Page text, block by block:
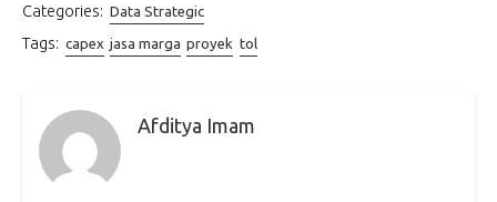
Categories: Data Strategic
Tags: capex jasa marga proyek tol
Afditya Imam